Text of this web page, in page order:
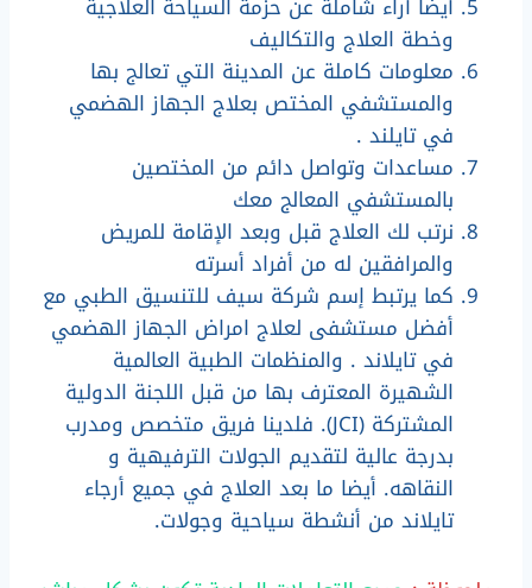
وخطة العلاج والتكاليف
معلومات كاملة عن المدينة التي تعالج بها
والمستشفي المختص بعلاج الجهاز الهضمي
في تايلند .
مساعدات وتواصل دائم من المختصين
بالمستشفي المعالج معك
نرتب لك العلاج قبل وبعد الإقامة للمريض
والمرافقين له من أفراد أسرته
كما يرتبط إسم شركة سيف للتنسيق الطبي مع
أفضل مستشفى لعلاج امراض الجهاز الهضمي
في تايلاند . والمنظمات الطبية العالمية
الشهيرة المعترف بها من قبل اللجنة الدولية
المشتركة (JCI). فلدينا فريق متخصص ومدرب
بدرجة عالية لتقديم الجولات الترفيهية و
النقاهه. أيضا ما بعد العلاج في جميع أرجاء
تايلاند من أنشطة سياحية وجولات.